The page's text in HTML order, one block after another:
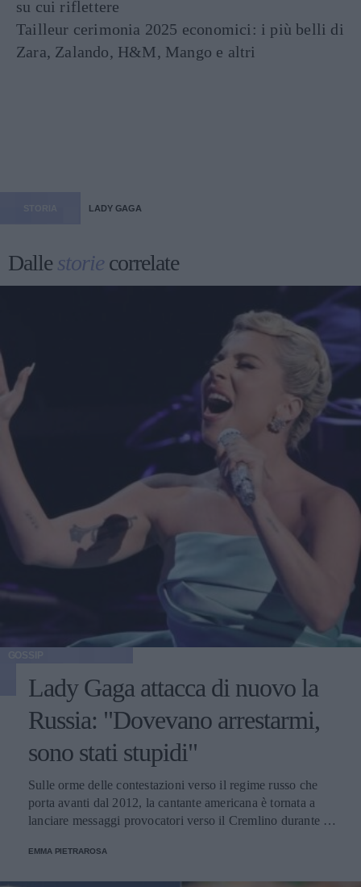
su cui riflettere
Tailleur cerimonia 2025 economici: i più belli di
Zara, Zalando, H&M, Mango e altri
LADY GAGA
Dallestorie correlate
Lady Gaga attacca di nuovo la
Russia: "Dovevano arrestarmi,
sono stati stupidi"
Sulle orme delle contestazioni verso il regime russo che
porta avanti dal 2012, la cantante americana è tornata a
lanciare messaggi provocatori verso il Cremlino durante il
EMMA PIETRAROSA